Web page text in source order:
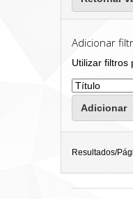
Adicionar
Utilizar filtros
Resultados/